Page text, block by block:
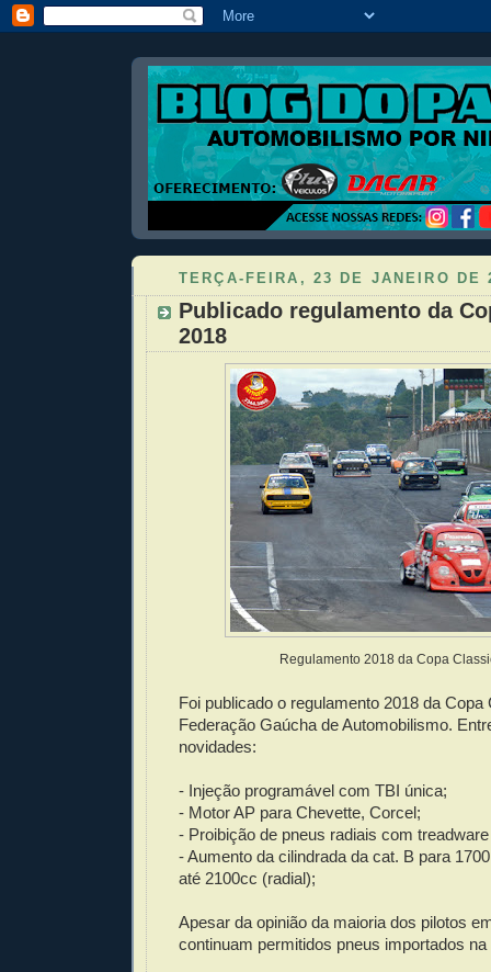
TERÇA-FEIRA, 23 DE JANEIRO DE
Publicado regulamento da
2018
Regulamento 2018 da Copa
Foi publicado o regulamento 2018 da Copa
Federação Gaúcha de Automobilismo.
novidades:
- Injeção programável com TBI única;
- Motor AP para Chevette, Corcel;
- Proibição de pneus radiais com
- Aumento da cilindrada da cat. B para
até 2100cc (radial);
Apesar da opinião da maioria dos pilotos
continuam permitidos pneus importados na